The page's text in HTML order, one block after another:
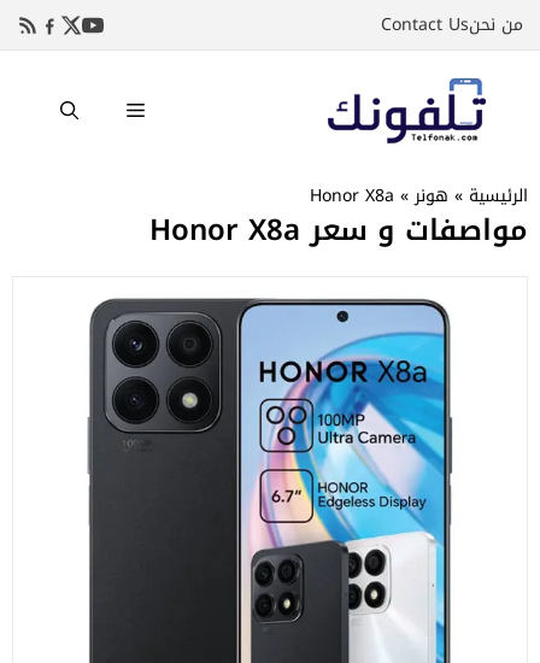
إلىمن نحنContact Us
القائمة
الرئيسية » هونر»
Honor X8a
مواصفات و سعر Honor X8a